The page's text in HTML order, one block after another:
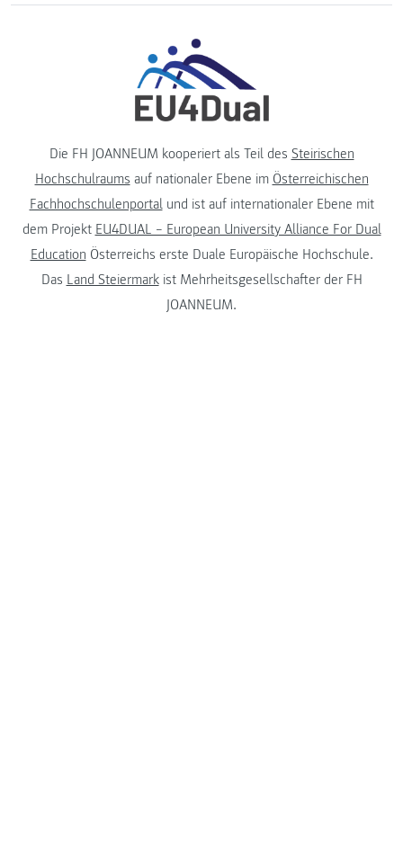
Die FH JOANNEUM kooperiert als Teil des Steirischen
Hochschulraums auf nationaler Ebene im Österreichischen
Fachhochschulenportalund ist auf internationaler Ebene mit
dem Projekt EU4DUAL – European University Alliance For Dual
Education Österreichs erste Duale Europäische Hochschule.
Das Land Steiermarkist Mehrheitsgesellschafter der FH
JOANNEUM.